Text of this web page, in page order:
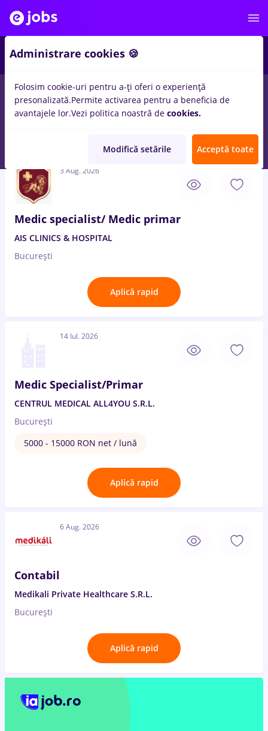
Salarii Full time Part time Fără experiență
3 Aug. 2026
Medic specialist/ Medic primar
AIS CLINICS & HOSPITAL
București
Aplică rapid
14 Iul. 2026
Medic Specialist/Primar
CENTRUL MEDICAL ALL4YOU S.R.L.
București
5000 - 15000 RON net / lună
Aplică rapid
6 Aug. 2026
Contabil
Medikali Private Healthcare S.R.L.
București
Aplică rapid
Administrare cookies 🍪
Folosim cookie-uri pentru a-ți oferi o experiență
presonalizată.Permite activarea pentru a beneficia de
avantajele lor.Vezi politica noastră de cookies.
Modifică setările Acceptă toate